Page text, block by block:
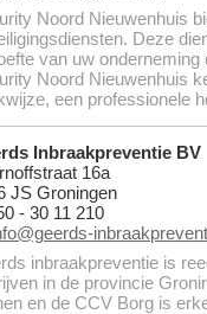
Noord Nieuwenhuis
Deze
van uw
Noord Nieuwenhuis
een professionele
Inbraakpreventie BV
16a
JS Groningen
- 30 11 210
inbraakpreventie is
in de provincie
en de CCV Borg is